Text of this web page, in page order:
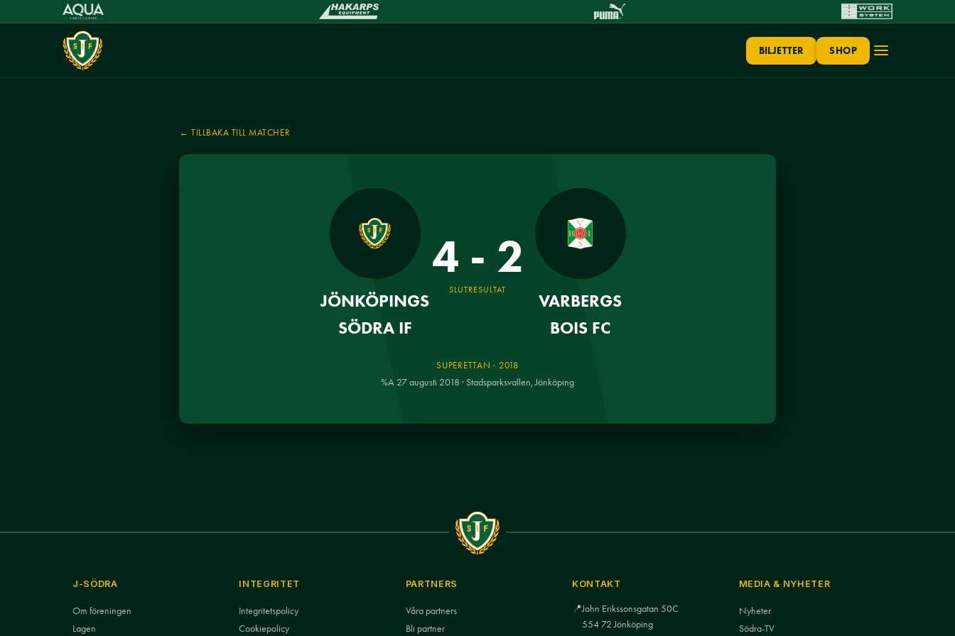
BILJETTER SHOP
← TILLBAKA TILL MATCHER
JÖNKÖPINGS
SÖDRA IF
4 - 2
SLUTRESULTAT
VARBERGS
BOIS FC
SUPERETTAN · 2018
%A 27 augusti 2018 · Stadsparksvallen, Jönköping
J-SÖDRA
Om föreningen
Lagen
INTEGRITET
Integritetspolicy
Cookiepolicy
PARTNERS
Våra partners
Bli partner
KONTAKT
📍John Erikssonsgatan 50C
554 72 Jönköping
MEDIA & NYHETER
Nyheter
Södra-TV